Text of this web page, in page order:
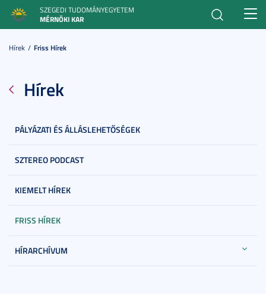
SZEGEDI TUDOMÁNYEGYETEM
MÉRNÖKI KAR
Hírek Friss Hírek
Hírek
PÁLYÁZATI ÉS ÁLLÁSLEHETŐSÉGEK
SZTEREO PODCAST
KIEMELT HÍREK
FRISS HÍREK
HÍRARCHÍVUM